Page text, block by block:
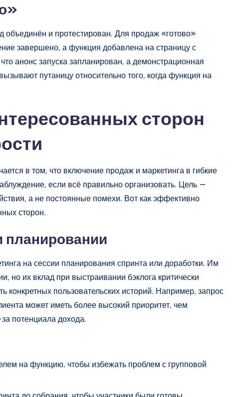
объединён и протестирован. Для продаж «готово»
завершено, а функция добавлена на страницу с
анонс запуска запланирован, а демонстрационная
путаницу относительно того, когда функция на
сторон
в том, что включение продаж и маркетинга в гибкие
если всё правильно организовать. Цель —
а не постоянные помехи. Вот как эффективно
сторон.
планировании
на сессии планирования спринта или доработки. Им
но их вклад при выстраивании бэклога критически
конкретных пользовательских историй. Например, запрос
может иметь более высокий приоритет, чем
потенциала дохода.
на функцию, чтобы избежать проблем с групповой